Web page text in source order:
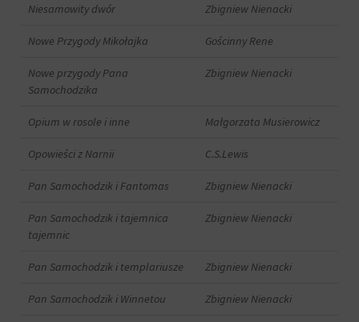
Niesamowity dwór Zbigniew Nienacki
Nowe Przygody Mikołajka Gościnny Rene
Nowe przygody Pana
Samochodzika
Zbigniew Nienacki
Opium w rosole i inne Małgorzata Musierowicz
Opowieści z Narnii C.S.Lewis
Pan Samochodzik i Fantomas Zbigniew Nienacki
Pan Samochodzik i tajemnica
tajemnic
Zbigniew Nienacki
Pan Samochodzik i templariusze Zbigniew Nienacki
Pan Samochodzik i Winnetou Zbigniew Nienacki